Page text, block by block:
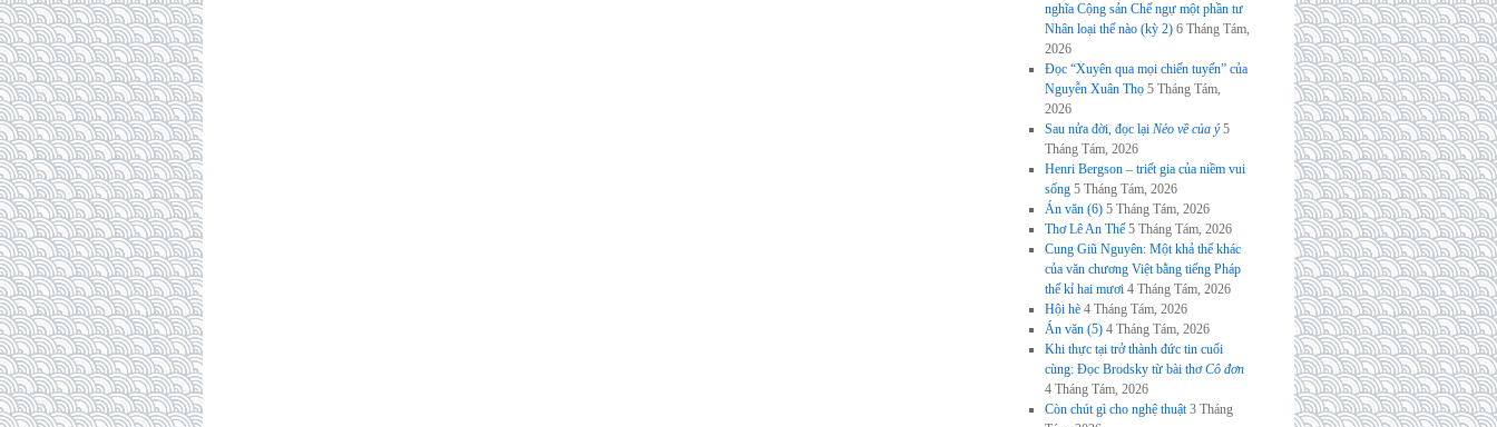
nghĩa Cộng sản Chế ngự một phần tư
Nhân loại thế nào (kỳ 2) 6 Tháng Tám,
2026
Đọc “Xuyên qua mọi chiến tuyến” của
Nguyễn Xuân Thọ 5 Tháng Tám,
2026
Sau nửa đời, đọc lại Nẻo về của ý 5
Tháng Tám, 2026
Henri Bergson – triết gia của niềm vui
sống 5 Tháng Tám, 2026
Án văn (6) 5 Tháng Tám, 2026
Thơ Lê An Thế 5 Tháng Tám, 2026
Cung Giũ Nguyên: Một khả thể khác
của văn chương Việt bằng tiếng Pháp
thế kỉ hai mươi 4 Tháng Tám, 2026
Hội hè 4 Tháng Tám, 2026
Án văn (5) 4 Tháng Tám, 2026
Khi thực tại trở thành đức tin cuối
cùng: Đọc Brodsky từ bài thơCô đơn
4 Tháng Tám, 2026
Còn chút gì cho nghệ thuật 3 Tháng